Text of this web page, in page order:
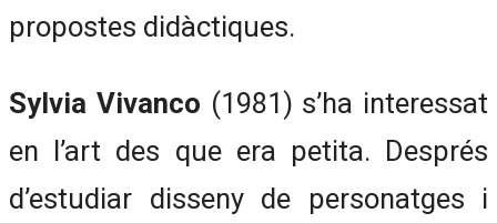
propostes didàctiques.
Sylvia Vivanco (1981) s’ha interessat
en l’art des que era petita. Després
d’estudiar disseny de personatges i